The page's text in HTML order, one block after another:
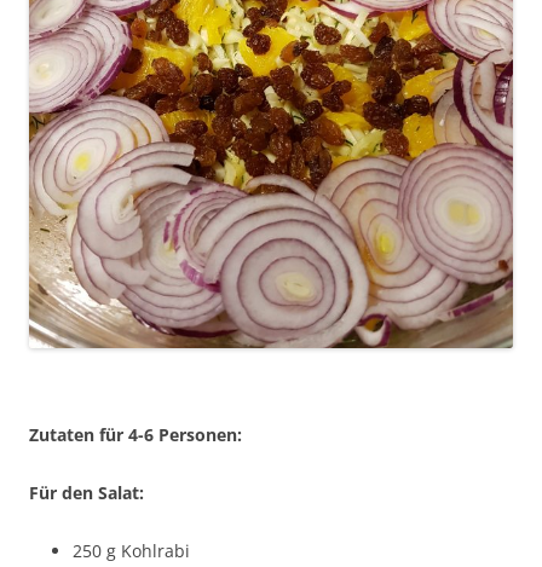
Zutaten für 4-6 Personen:
Für den Salat:
250 g Kohlrabi